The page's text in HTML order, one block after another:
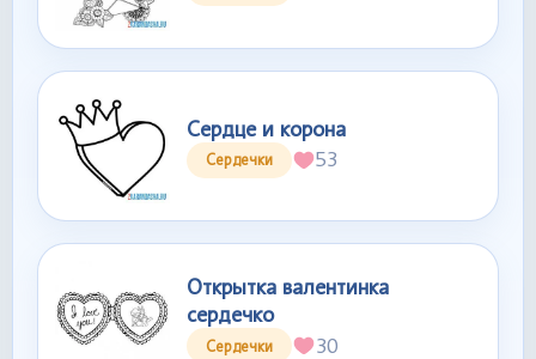
Сердце и корона
Сердечки 53
Открытка валентинка
сердечко
Сердечки 30